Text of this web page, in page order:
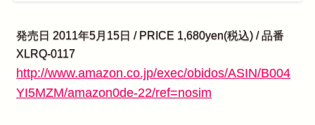
発売日 2011年5月15日 / PRICE 1,680yen(税込) / 品番
XLRQ-0117
http://www.amazon.co.jp/exec/obidos/ASIN/B004
YI5MZM/amazon0de-22/ref=nosim